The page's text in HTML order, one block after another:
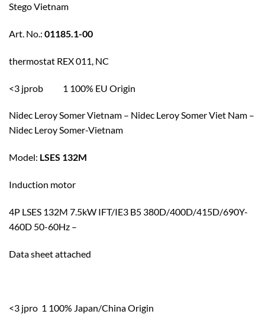
Stego Vietnam
Art. No.: 01185.1-00
thermostat REX 011, NC
<3 jprob 1 100% EU Origin
Nidec Leroy Somer Vietnam – Nidec Leroy Somer Viet Nam –
Nidec Leroy Somer-Vietnam
Model: LSES 132M
Induction motor
4P LSES 132M 7.5kW IFT/IE3 B5 380D/400D/415D/690Y-
460D 50-60Hz –
Data sheet attached
<3 jpro 1 100% Japan/China Origin